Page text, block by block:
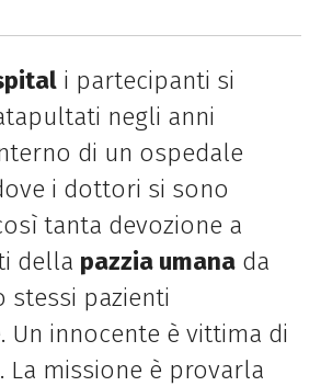
i partecipanti si
negli anni
di un ospedale
i dottori si sono
tanta devozione a
della pazzia umanada
stessi pazienti
Un innocente è vittima di
La missione è provarla